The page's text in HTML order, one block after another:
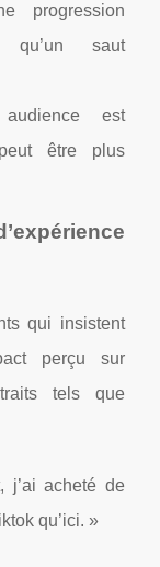
progression
qu’un saut
est
être plus
qui insistent
perçu sur
tels que
j’ai acheté de
qu’ici. »